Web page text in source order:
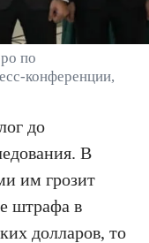
по
конференции,
до
В
им грозит
штрафа в
долларов, то